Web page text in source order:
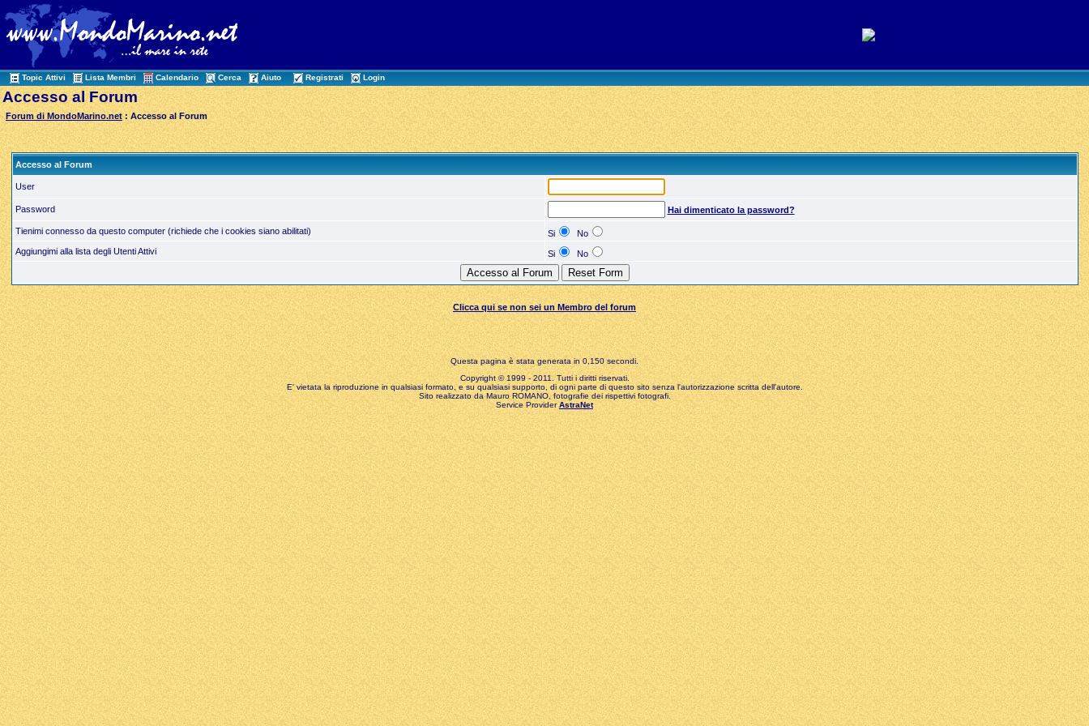
Topic Attivi Lista Membri Calendario Cerca Aiuto Registrati Login
Accesso al Forum
Forum di MondoMarino.net : Accesso al Forum
Accesso al Forum
User
Password Hai dimenticato la password?
Tienimi connesso da questo computer (richiede che i cookies siano abilitati) Si
No
Aggiungimi alla lista degli Utenti Attivi
Si No
Clicca qui se non sei un Membro del forum
Questa pagina è stata generata in 0,150 secondi.
Copyright © 1999 - 2011. Tutti i diritti riservati.
E' vietata la riproduzione in qualsiasi formato, e su qualsiasi supporto, di ogni parte di questo sito senza l'autorizzazione scritta dell'autore.
Sito realizzato da Mauro ROMANO, fotografie dei rispettivi fotografi.
Service ProviderAstraNet